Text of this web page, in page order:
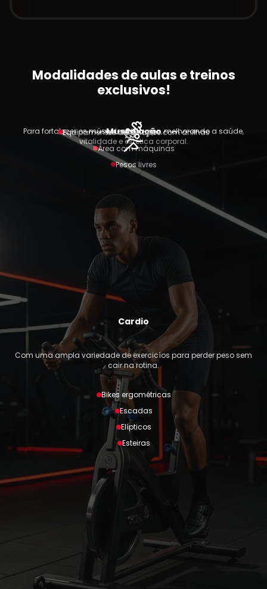
Modalidades de aulas e treinos
exclusivos!
Musculação
Para fortalecer os músculos do corpo, melhorando a saúde,
vitalidade e estética corporal.
Equipamentos articulados com anilhas
Área com máquinas
Pesos livres
Cardio
Com uma ampla variedade de exercicíos para perder peso sem
cair na rotina.
Bikes ergométricas
Escadas
Elípticos
Esteiras